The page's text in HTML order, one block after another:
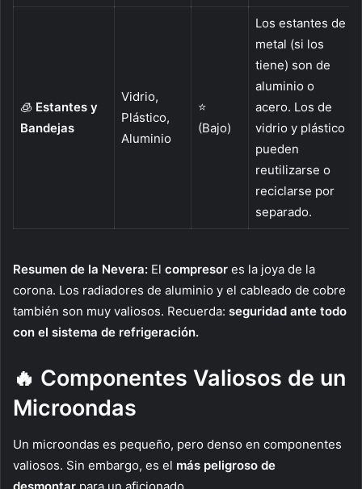
🧊 Estantes y
Bandejas
Vidrio,
Plástico,
Aluminio
⭐
(Bajo)
Los estantes de
metal (si los
tiene) son de
aluminio o
acero. Los de
vidrio y plástico
pueden
reutilizarse o
reciclarse por
separado.
Resumen de la Nevera: El compresor es la joya de la
corona. Los radiadores de aluminio y el cableado de cobre
también son muy valiosos. Recuerda: seguridad ante todo
con el sistema de refrigeración.
🔥 Componentes Valiosos de un
Microondas
Un microondas es pequeño, pero denso en componentes
valiosos. Sin embargo, es el más peligroso de
desmontar para un aficionado.